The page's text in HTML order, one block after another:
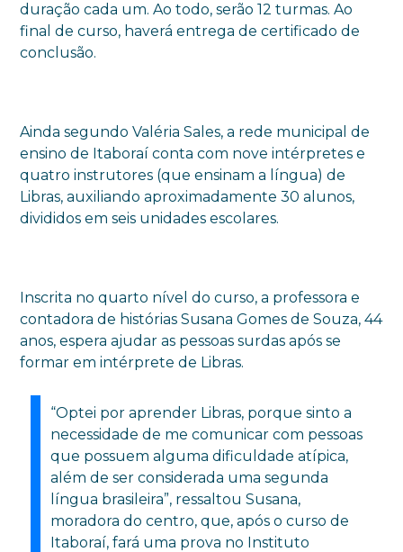
duração cada um. Ao todo, serão 12 turmas. Ao
final de curso, haverá entrega de certificado de
conclusão.
Ainda segundo Valéria Sales, a rede municipal de
ensino de Itaboraí conta com nove intérpretes e
quatro instrutores (que ensinam a língua) de
Libras, auxiliando aproximadamente 30 alunos,
divididos em seis unidades escolares.
Inscrita no quarto nível do curso, a professora e
contadora de histórias Susana Gomes de Souza, 44
anos, espera ajudar as pessoas surdas após se
formar em intérprete de Libras.
“Optei por aprender Libras, porque sinto a
necessidade de me comunicar com pessoas
que possuem alguma dificuldade atípica,
além de ser considerada uma segunda
língua brasileira”, ressaltou Susana,
moradora do centro, que, após o curso de
Itaboraí, fará uma prova no Instituto